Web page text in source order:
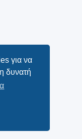
για να
δυνατή